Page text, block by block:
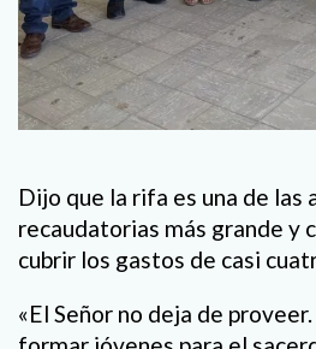
Dijo que la rifa es una de las
recaudatorias más grande y
cubrir los gastos de casi
«El Señor no deja de